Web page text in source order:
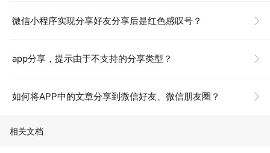
微信小程序实现分享好友分享后是红色感叹号？
app分享，提示由于不支持的分享类型？
如何将APP中的文章分享到微信好友、微信朋友圈？
相关文档